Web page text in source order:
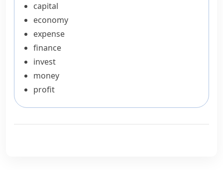
capital
economy
expense
finance
invest
money
profit